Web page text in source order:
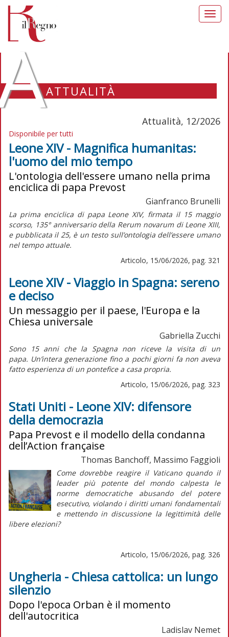
ATTUALITÀ
Attualità, 12/2026
Disponibile per tutti
Leone XIV - Magnifica humanitas:
l'uomo del mio tempo
L'ontologia dell'essere umano nella prima
enciclica di papa Prevost
Gianfranco Brunelli
La prima enciclica di papa Leone XIV, firmata il 15 maggio
scorso, 135° anniversario della Rerum novarumdi Leone XIII,
e pubblicata il 25, è un testo sull’ontologia dell’essere umano
nel tempo attuale.
Articolo, 15/06/2026, pag. 321
Leone XIV - Viaggio in Spagna: sereno
e deciso
Un messaggio per il paese, l'Europa e la
Chiesa universale
Gabriella Zucchi
Sono 15 anni che la Spagna non riceve la visita di un
papa. Un’intera generazione fino a pochi giorni fa non aveva
fatto esperienza di un pontefice a casa propria.
Articolo, 15/06/2026, pag. 323
Stati Uniti - Leone XIV: difensore
della democrazia
Papa Prevost e il modello della condanna
dell’Action française
Thomas Banchoff, Massimo Faggioli
Come dovrebbe reagire il Vaticano quando il
leader più potente del mondo calpesta le
norme democratiche abusando del potere
esecutivo, violando i diritti umani fondamentali
e mettendo in discussione la legittimità delle
libere elezioni?
Articolo, 15/06/2026, pag. 326
Ungheria - Chiesa cattolica: un lungo
silenzio
Dopo l'epoca Orban è il momento
dell'autocritica
Ladislav Nemet